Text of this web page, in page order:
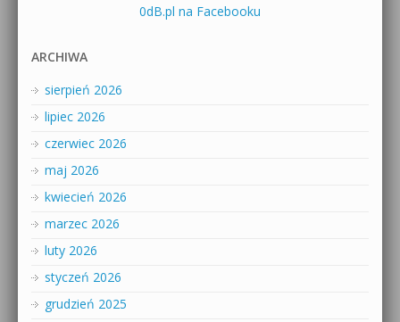
0dB.pl na Facebooku
ARCHIWA
sierpień 2026
lipiec 2026
czerwiec 2026
maj 2026
kwiecień 2026
marzec 2026
luty 2026
styczeń 2026
grudzień 2025